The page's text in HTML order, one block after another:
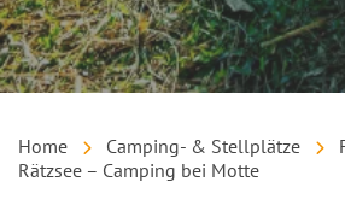
Home Camping- & Stellplätze
Rätzsee – Camping bei Motte